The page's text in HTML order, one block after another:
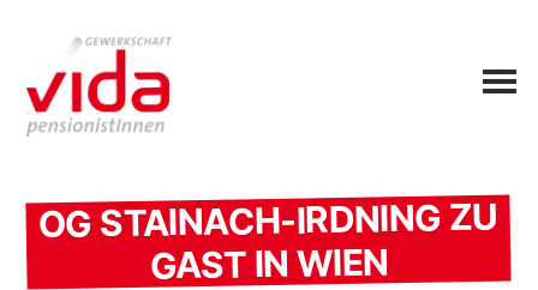
OG STAINACH-IRDNING ZU
GAST IN WIEN